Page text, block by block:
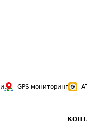
GPS-мониторинг